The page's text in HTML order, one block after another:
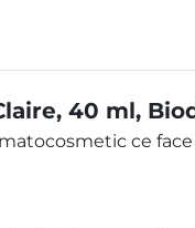
40 ml,
ce